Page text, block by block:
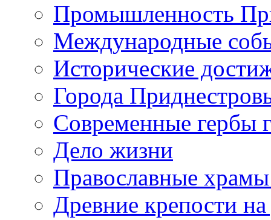
Промышленность
Международные
Исторические
Города
Современные гербы
Дело жизни
Православные
Древние крепости